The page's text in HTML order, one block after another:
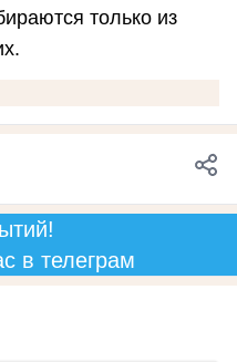
только из
в телеграм